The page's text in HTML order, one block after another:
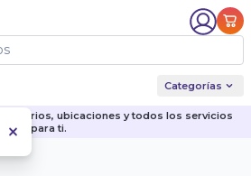
Categorías
horarios, ubicaciones y todos los servicios
para ti.